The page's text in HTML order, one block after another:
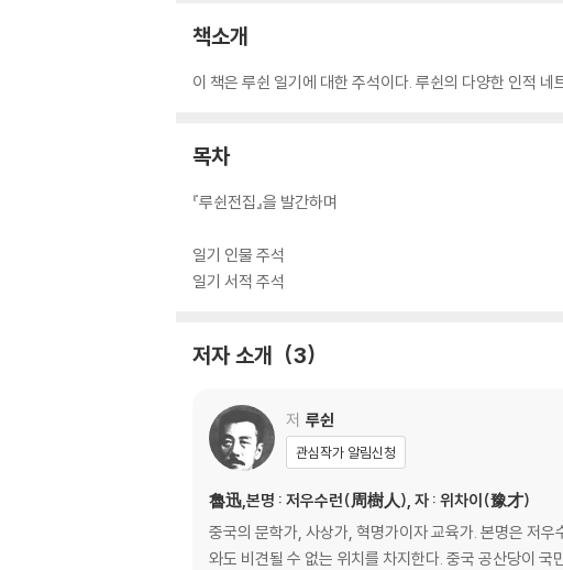
책소개
이 책은 루쉰 일기에 대한 주석이다. 루쉰의 다양한 인적
목차
『루쉰전집』을 발간하며
일기 인물 주석
일기 서적 주석
저자 소개 3
저 루쉰
관심작가 알림신청
魯迅,본명 : 저우수런(周樹人), 자 : 위차이(豫才)
중국의 문학가, 사상가, 혁명가이자 교육가. 본명은 저
와도 비견될 수 없는 위치를 차지한다. 중국 공산당이